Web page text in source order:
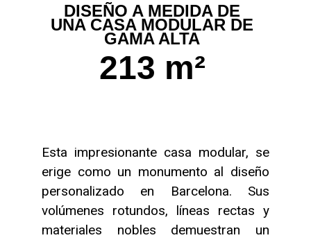
DISEÑO A MEDIDA DE
UNA CASA MODULAR DE
GAMA ALTA
213 m²
Esta impresionante casa modular, se
erige como un monumento al diseño
personalizado en Barcelona. Sus
volúmenes rotundos, líneas rectas y
materiales nobles demuestran un